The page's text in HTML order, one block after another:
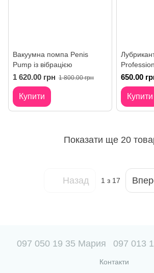
Вакуумна помпа Penis
Pump із вібрацією
1 620.00 грн 1 800.00 грн
Купити
запаху і
650.00
Купити
Показати ще 20
Назад 1 з 17
097 050 19 35 Мария 097 013
Контакти